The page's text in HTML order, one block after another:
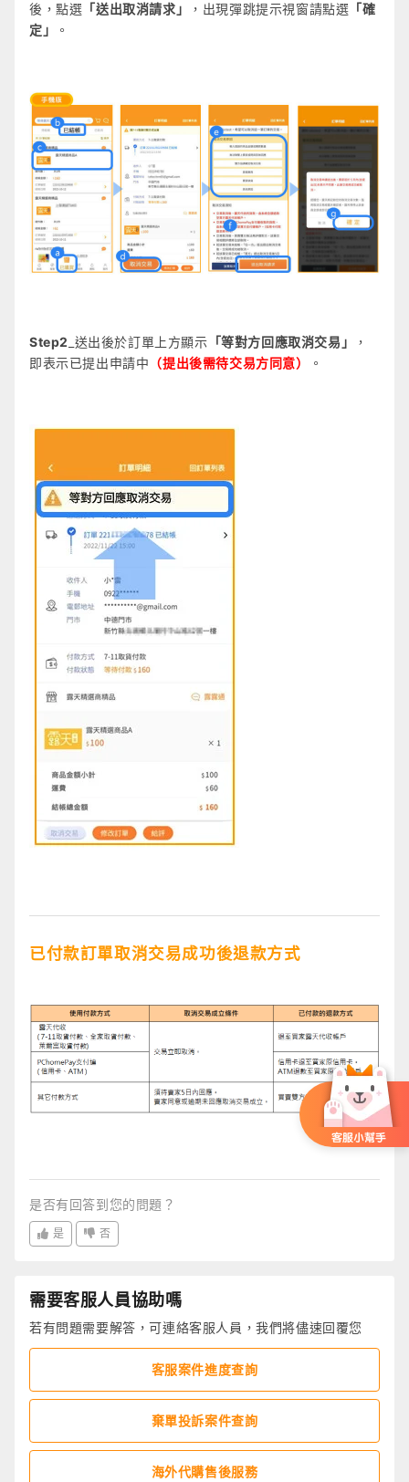
後，點選 「送出取消請求」 ，出現彈跳提示視窗請點選 「確
定」
。
Step2 _送出後於訂單上方顯示 「等對方回應取消交易」
，
即表示已提出申請中 （提出後需待交易方同意） 。
已付款訂單取消交易成功後退款方式
是否有回答到您的問題？
是 否
需要客服人員協助嗎
若有問題需要解答，可連絡客服人員，我們將儘速回覆您
客服案件進度查詢
棄單投訴案件查詢
海外代購售後服務